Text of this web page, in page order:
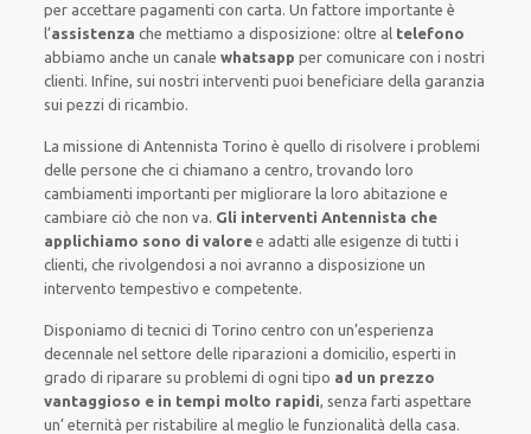
per accettare pagamenticon carta.Un fattore importante è
l’assistenza che mettiamo a disposizione: oltre al telefono
abbiamo anche uncanale whatsappper comunicare con i nostri
clienti.Infine, sui nostri interventi puoi beneficiare dellagaranzia
sui pezzi di ricambio.
La missione di Antennista Torino è quello di risolvere i problemi
delle persone checi chiamano a centro, trovando loro
cambiamenti importanti per migliorare la loro abitazione e
cambiare ciò che non va. Gli interventi Antennista che
applichiamo sono di valore e adatti alle esigenze di tutti i
clienti, che rivolgendosi a noi avranno a disposizione un
interventotempestivo e competente.
Disponiamo ditecnici di Torino centro con un’esperienza
decennalenel settore delle riparazioni a domicilio, espertiin
grado di riparare su problemi di ogni tipo ad un prezzo
vantaggioso e in tempi molto rapidi, senza farti aspettare
un’ eternità per ristabilire al meglio le funzionalità della casa.